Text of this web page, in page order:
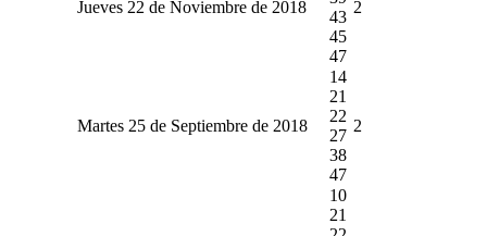
Jueves 22 de Noviembre de 2018
43
45
47
2
Martes 25 de Septiembre de 2018
14
21
22
27
38
47
2
10
21